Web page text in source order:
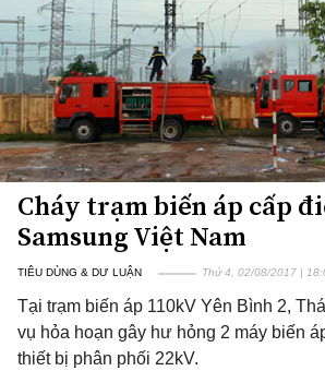
Cháy trạm biến áp cấp
Samsung Việt Nam
TIÊU DÙNG & DƯ LUẬN Thứ 4, 02/08/2017 |
Tại trạm biến áp 110kV Yên Bình 2,
vụ hỏa hoạn gây hư hỏng 2 máy biến
thiết bị phân phối 22kV.